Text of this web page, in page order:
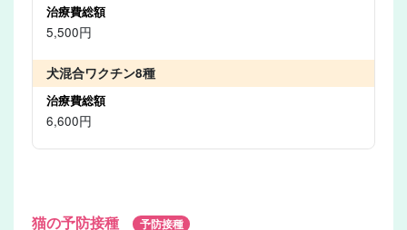
5,500円
犬混合ワクチン8種
6,600円
猫の予防接種 予防接種